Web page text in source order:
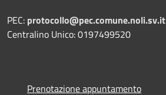
PEC: protocollo@pec.comune.noli.sv.it
Centralino Unico: 0197499520
Prenotazione appuntamento